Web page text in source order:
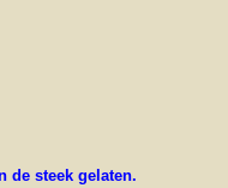
de steek gelaten.